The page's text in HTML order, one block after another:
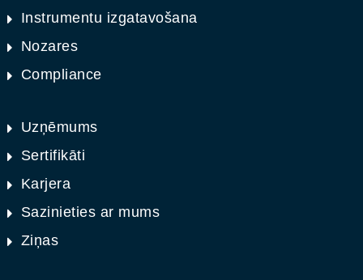
Instrumentu izgatavošana
Nozares
Compliance
Uzņēmums
Sertifikāti
Karjera
Sazinieties ar mums
Ziņas